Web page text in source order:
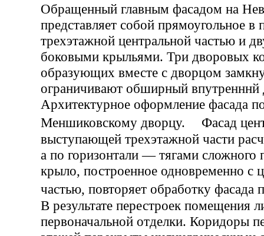
Обращенный главным фасадом на
представляет собой прямоугольное в
трехэтажной центральной частью и
боковыми крыльями. Три дворовых
образующих вместе с дворцом
ограничивают обширный впутренннй
Архитектурное оформление фасада
Меншиковскому дворцу. Фасад
выступающей трехэтажной части
а по горизонтали — тягами сложного
крыло, построенное одновременно с
частью, повторяет обработку
В результате перестроек помещения
первоначальной отделки. Коридоры